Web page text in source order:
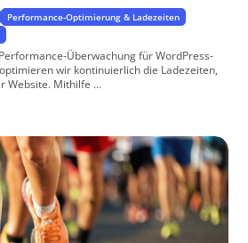
Performance-Optimierung & Ladezeiten
Überwachung für WordPress-
wir kontinuierlich die Ladezeiten,
Website. Mithilfe ...